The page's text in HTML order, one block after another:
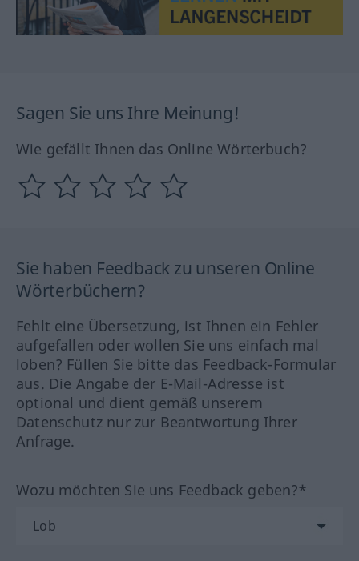
Sagen Sie uns Ihre Meinung!
Wie gefällt Ihnen das Online Wörterbuch?
Sie haben Feedback zu unseren Online
Wörterbüchern?
Fehlt eine Übersetzung, ist Ihnen ein Fehler
aufgefallen oder wollen Sie uns einfach mal
loben? Füllen Sie bitte das Feedback-Formular
aus. Die Angabe der E-Mail-Adresse ist
optional und dient gemäß unserem
Datenschutz nur zur Beantwortung Ihrer
Anfrage.
Wozu möchten Sie uns Feedback geben?*